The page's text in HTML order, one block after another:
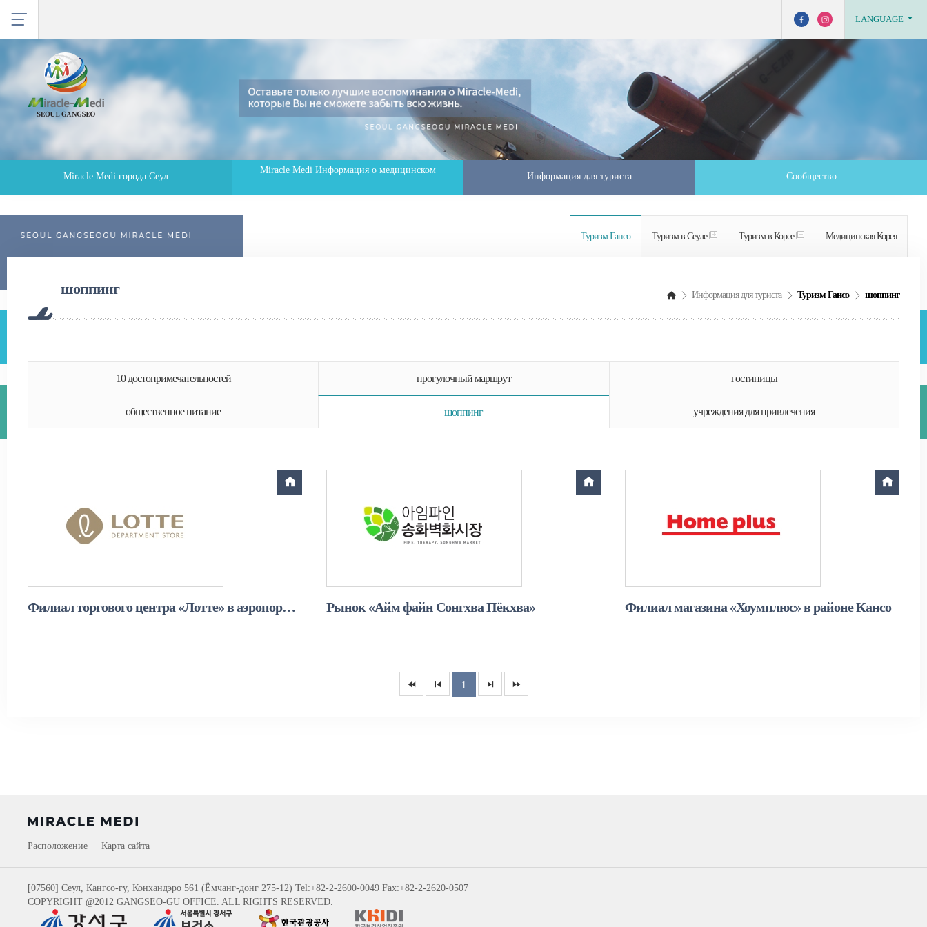
LANGUAGE
Miracle Medi города Сеул
Miracle Medi Информация о медицинском
Информация для туриста Сообщество
Туризм Гансо Туризм в Сеуле Туризм в Корее Медицинская Корея
шоппинг Информация для туриста Туризм Гансо шоппинг
10 достопримечательностей прогулочный маршрут гостиницы
общественное питание шоппинг учреждения для привлечения
Филиал торгового центра «Лотте» в аэропорту Кимпхо Рынок «Айм файн Сонгхва Пёкхва» Филиал магазина «Хоумплюс» в районе Кансо
1
Расположение Карта сайта
[07560] Сеул, Кангсо-гу, Конхандэро 561 (Ёмчанг-донг 275-12)Tel:+82-2-2600-0049 Fax:+82-2-2620-0507
COPYRIGHT @2012 GANGSEO-GU OFFICE. ALL RIGHTS RESERVED.